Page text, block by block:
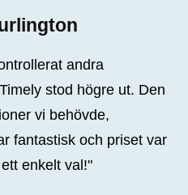
andra
stod högre ut. Den
vi behövde,
fantastisk och priset var
enkelt val!"